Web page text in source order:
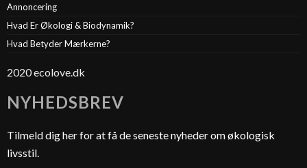
Annoncering
Hvad Er Økologi & Biodynamik?
Hvad Betyder Mærkerne?
2020 ecolove.dk
NYHEDSBREV
Tilmeld dig her for at få de seneste nyheder om økologisk
livsstil.